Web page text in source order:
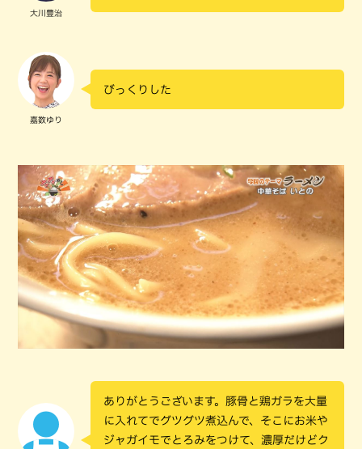
大川豊治
嘉数ゆり
びっくりした
ありがとうございます。豚骨と鶏ガラを大量
に入れてでグツグツ煮込んで、そこにお米や
ジャガイモでとろみをつけて、濃厚だけどク